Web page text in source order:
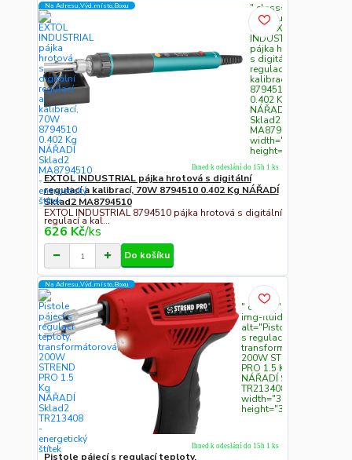
Na Adresu,Výd.místo,Boxu
" class="c311
img-fluid"
alt="EXTOL
INDUSTRIAL
pájka hrotová
s digitální
regulací a
kalibrací, 70W
8794510
0.402 Kg
NÁŘADÍ
Sklad2
MA8794510"
width="300"
height="300">
EXTOL INDUSTRIAL pájka hrotová s digitální
regulací a kalibrací, 70W 8794510 0.402 Kg NÁŘADÍ
Sklad2 MA8794510
EXTOL INDUSTRIAL 8794510 pájka hrotová s digitální
regulací a kal...
626 Kč/ks
Ihned k odeslání do 15h 1 ks
Do košíku
Na Adresu,Výd.místo,Boxu
" class="c311
img-fluid"
alt="Pistole pájecí
s regulací teploty,
transformátorová,
200W STREND
PRO 1.5 Kg
NÁŘADÍ Sklad2
TR213408"
width="300"
height="300">
Pistole pájecí s regulací teploty,
Ihned k odeslání do 15h 1 ks